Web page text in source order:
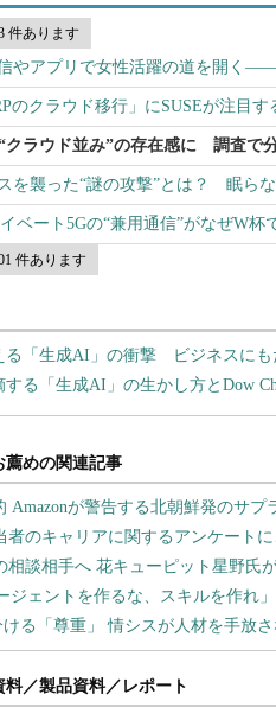
件あります
やアプリで女性活躍の道を開く
のクラウド移行」にSUSEが注目す
クラウド並み”の存在感に 調査で
を襲った“謎の攻撃”とは？ 眠ら
ベート5Gの“兼用通信”がなぜW
件あります
る「生成AI」の衝撃 ビジネスにも
る「生成AI」の生かし方とDow
／製品資料／レポート